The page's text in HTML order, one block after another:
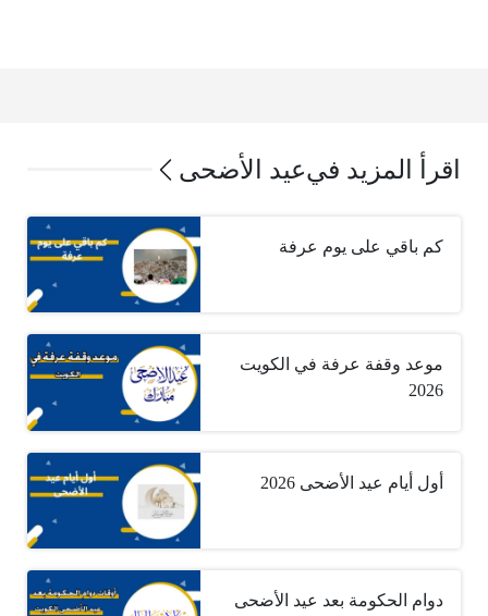
اقرأ المزيد فيعيد الأضحى
كم باقي على يوم عرفة
موعد وقفة عرفة في الكويت
2026
أول أيام عيد الأضحى 2026
دوام الحكومة بعد عيد الأضحى